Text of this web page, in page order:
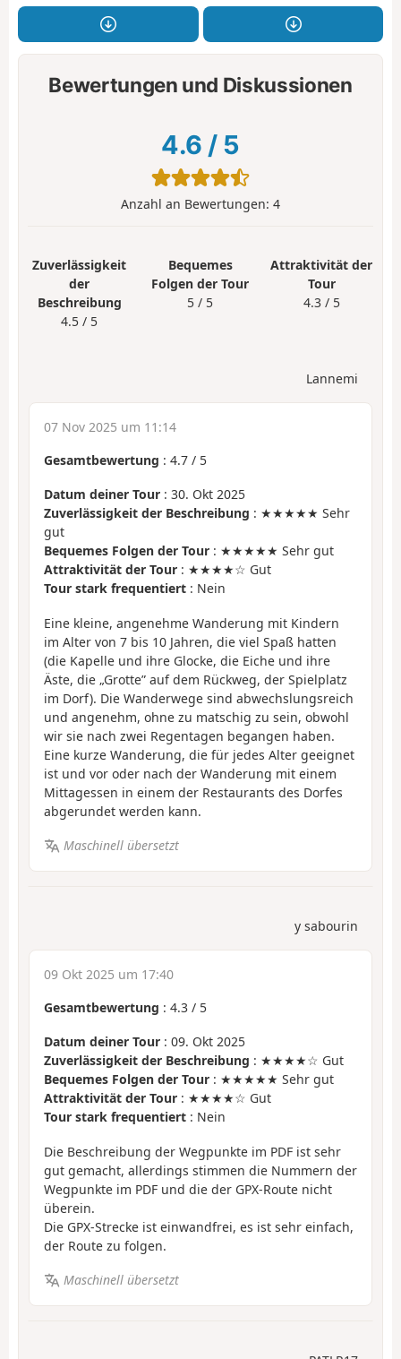
Bewertungen und Diskussionen
4.6 / 5
Anzahl an Bewertungen: 4
Zuverlässigkeit
der
Beschreibung
4.5 / 5
Bequemes
Folgen der Tour
5 / 5
Attraktivität der
Tour
4.3 / 5
Lannemi
07 Nov 2025 um 11:14
Gesamtbewertung : 4.7 / 5
Datum deiner Tour : 30. Okt 2025
Zuverlässigkeit der Beschreibung : ★★★★★ Sehr
gut
Bequemes Folgen der Tour : ★★★★★ Sehr gut
Attraktivität der Tour : ★★★★☆ Gut
Tour stark frequentiert : Nein
Eine kleine, angenehme Wanderung mit Kindern
im Alter von 7 bis 10 Jahren, die viel Spaß hatten
(die Kapelle und ihre Glocke, die Eiche und ihre
Äste, die „Grotte” auf dem Rückweg, der Spielplatz
im Dorf). Die Wanderwege sind abwechslungsreich
und angenehm, ohne zu matschig zu sein, obwohl
wir sie nach zwei Regentagen begangen haben.
Eine kurze Wanderung, die für jedes Alter geeignet
ist und vor oder nach der Wanderung mit einem
Mittagessen in einem der Restaurants des Dorfes
abgerundet werden kann.
Maschinell übersetzt
y sabourin
09 Okt 2025 um 17:40
Gesamtbewertung : 4.3 / 5
Datum deiner Tour : 09. Okt 2025
Zuverlässigkeit der Beschreibung : ★★★★☆ Gut
Bequemes Folgen der Tour : ★★★★★ Sehr gut
Attraktivität der Tour : ★★★★☆ Gut
Tour stark frequentiert : Nein
Die Beschreibung der Wegpunkte im PDF ist sehr
gut gemacht, allerdings stimmen die Nummern der
Wegpunkte im PDF und die der GPX-Route nicht
überein.
Die GPX-Strecke ist einwandfrei, es ist sehr einfach,
der Route zu folgen.
Maschinell übersetzt